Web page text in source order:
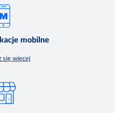
mobilne
się więcej